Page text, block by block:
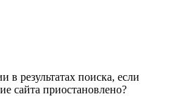
результатах поиска, если
сайта приостановлено?